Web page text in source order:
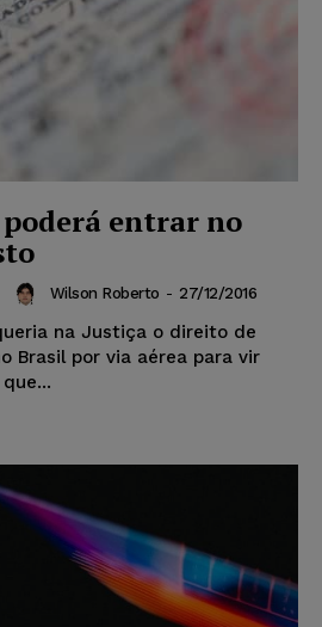
entrar no
Wilson Roberto - 27/12/2016
na Justiça o direito de
Brasil por via aérea para vir